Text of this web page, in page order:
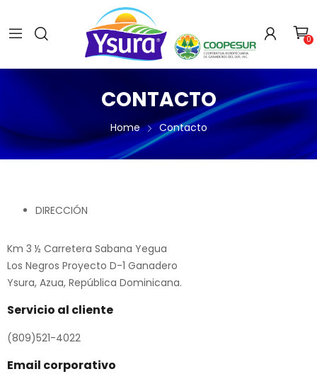
0
CONTACTO
Home Contacto
DIRECCIÓN
Km 3 ½ Carretera Sabana Yegua
Los Negros Proyecto D-1 Ganadero
Ysura, Azua, República Dominicana.
Servicio al cliente
(809)521-4022
Email corporativo